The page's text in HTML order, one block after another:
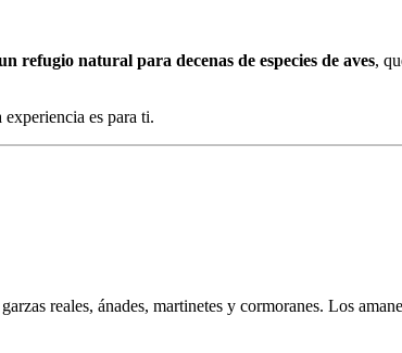
refugio natural para decenas de especies de aves,
es para ti.
reales, ánades, martinetes y cormoranes. Los